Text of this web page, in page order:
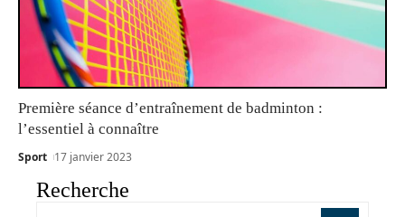
Première séance d’entraînement de badminton :
l’essentiel à connaître
Sport 17 janvier 2023
Recherche